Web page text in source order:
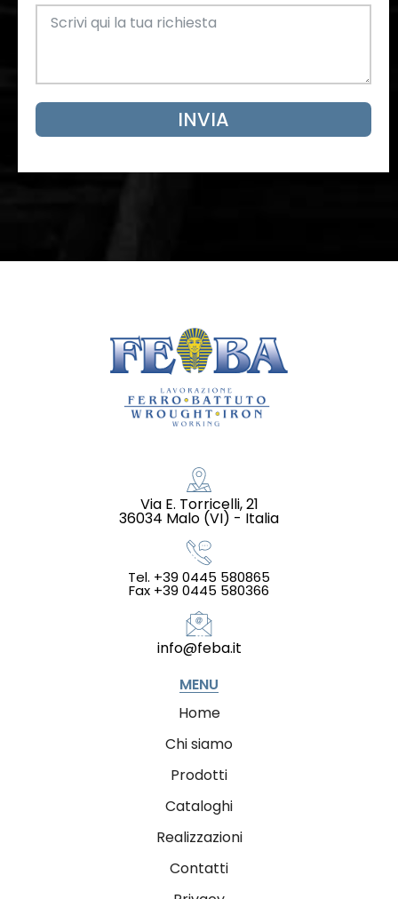
INVIA
Via E. Torricelli, 21
36034 Malo (VI) - Italia
Tel. +39 0445 580865
Fax +39 0445 580366
info@feba.it
MENU
Home
Chi siamo
Prodotti
Cataloghi
Realizzazioni
Contatti